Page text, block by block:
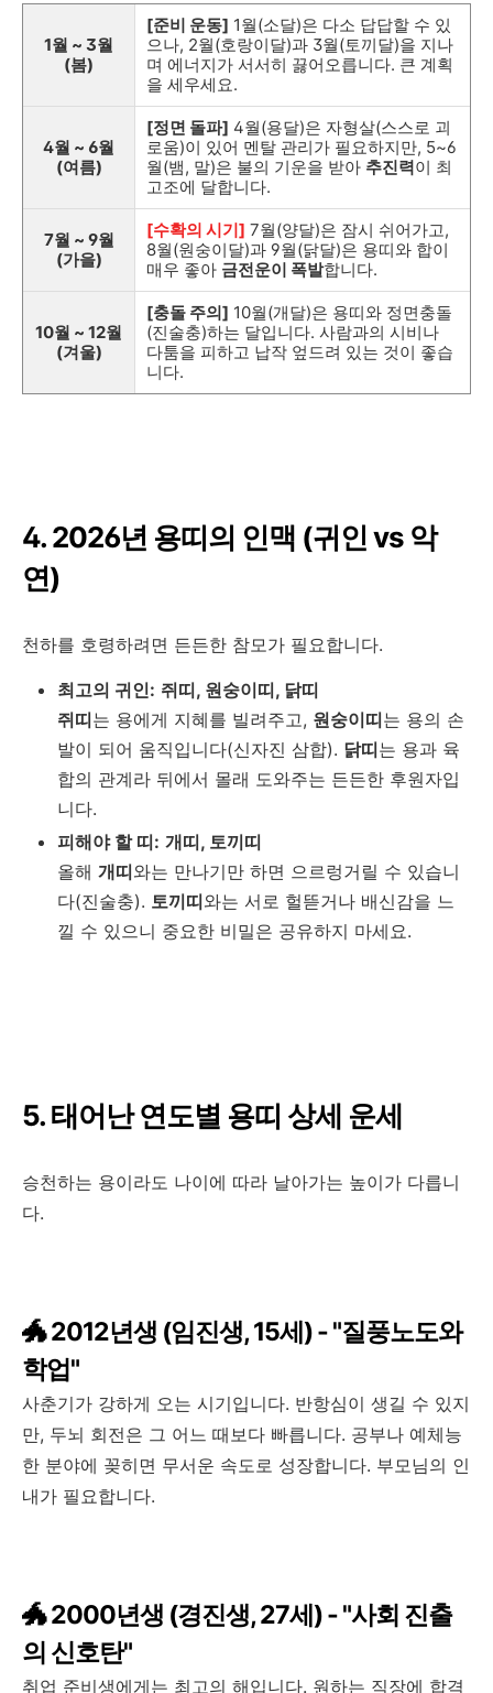
1월 ~ 3월
(봄)
[준비 운동] 1월(소달)은 다소 답답할 수 있
으나, 2월(호랑이달)과 3월(토끼달)을 지나
며 에너지가 서서히 끓어오릅니다. 큰 계획
을 세우세요.
4월 ~ 6월
(여름)
[정면 돌파] 4월(용달)은 자형살(스스로 괴
로움)이 있어 멘탈 관리가 필요하지만, 5~6
월(뱀, 말)은 불의 기운을 받아 추진력이 최
고조에 달합니다.
7월 ~ 9월
(가을)
[수확의 시기] 7월(양달)은 잠시 쉬어가고,
8월(원숭이달)과 9월(닭달)은 용띠와 합이
매우 좋아 금전운이 폭발합니다.
10월 ~ 12월
(겨울)
[충돌 주의] 10월(개달)은 용띠와 정면충돌
(진술충)하는 달입니다. 사람과의 시비나
다툼을 피하고 납작 엎드려 있는 것이 좋습
니다.
4. 2026년 용띠의 인맥 (귀인 vs 악
연)
천하를 호령하려면 든든한 참모가 필요합니다.
최고의 귀인: 쥐띠, 원숭이띠, 닭띠
쥐띠는 용에게 지혜를 빌려주고, 원숭이띠는 용의 손
발이 되어 움직입니다(신자진 삼합). 닭띠는 용과 육
합의 관계라 뒤에서 몰래 도와주는 든든한 후원자입
니다.
피해야 할 띠: 개띠, 토끼띠
올해 개띠와는 만나기만 하면 으르렁거릴 수 있습니
다(진술충). 토끼띠와는 서로 헐뜯거나 배신감을 느
낄 수 있으니 중요한 비밀은 공유하지 마세요.
5. 태어난 연도별 용띠 상세 운세
승천하는 용이라도 나이에 따라 날아가는 높이가 다릅니
다.
🐲 2012년생 (임진생, 15세) - "질풍노도와
학업"
사춘기가 강하게 오는 시기입니다. 반항심이 생길 수 있지
만, 두뇌 회전은 그 어느 때보다 빠릅니다. 공부나 예체능
한 분야에 꽂히면 무서운 속도로 성장합니다. 부모님의 인
내가 필요합니다.
🐲 2000년생 (경진생, 27세) - "사회 진출
의 신호탄"
취업 준비생에게는 최고의 해입니다. 원하는 직장에 합격